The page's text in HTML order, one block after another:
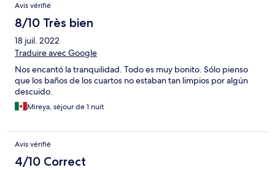
Avis vérifié
8/10 Très bien
18 juil. 2022
Traduire avec Google
Nos encantó la tranquilidad. Todo es muy bonito. Sólo pienso
que los baños de los cuartos no estaban tan limpios por algún
descuido.
Mireya, séjour de 1 nuit
Avis vérifié
4/10 Correct